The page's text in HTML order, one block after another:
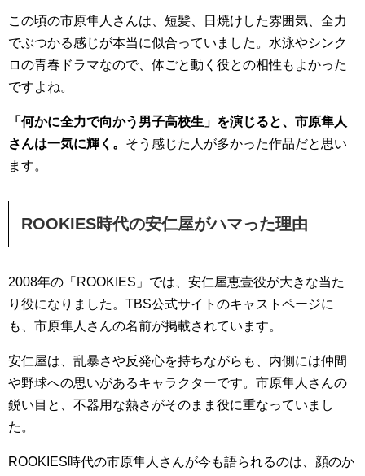
この頃の市原隼人さんは、短髪、日焼けした雰囲気、全力
でぶつかる感じが本当に似合っていました。水泳やシンク
ロの青春ドラマなので、体ごと動く役との相性もよかった
ですよね。
「何かに全力で向かう男子高校生」を演じると、市原隼人
さんは一気に輝く。 そう感じた人が多かった作品だと思い
ます。
ROOKIES時代の安仁屋がハマった理由
2008年の「ROOKIES」では、安仁屋恵壹役が大きな当た
り役になりました。TBS公式サイトのキャストページに
も、市原隼人さんの名前が掲載されています。
安仁屋は、乱暴さや反発心を持ちながらも、内側には仲間
や野球への思いがあるキャラクターです。市原隼人さんの
鋭い目と、不器用な熱さがそのまま役に重なっていまし
た。
ROOKIES時代の市原隼人さんが今も語られるのは、顔のか